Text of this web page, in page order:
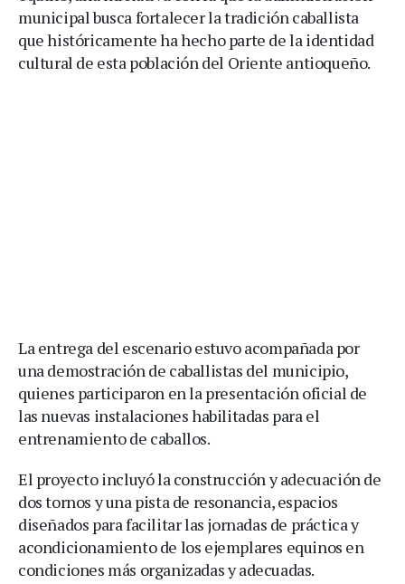
municipal busca fortalecer la tradición caballista
que históricamente ha hecho parte de la identidad
cultural de esta población del Oriente antioqueño.
La entrega del escenario estuvo acompañada por
una demostración de caballistas del municipio,
quienes participaron en la presentación oficial de
las nuevas instalaciones habilitadas para el
entrenamiento de caballos.
El proyecto incluyó la construcción y adecuación de
dos tornos y una pista de resonancia, espacios
diseñados para facilitar las jornadas de práctica y
acondicionamiento de los ejemplares equinos en
condiciones más organizadas y adecuadas.